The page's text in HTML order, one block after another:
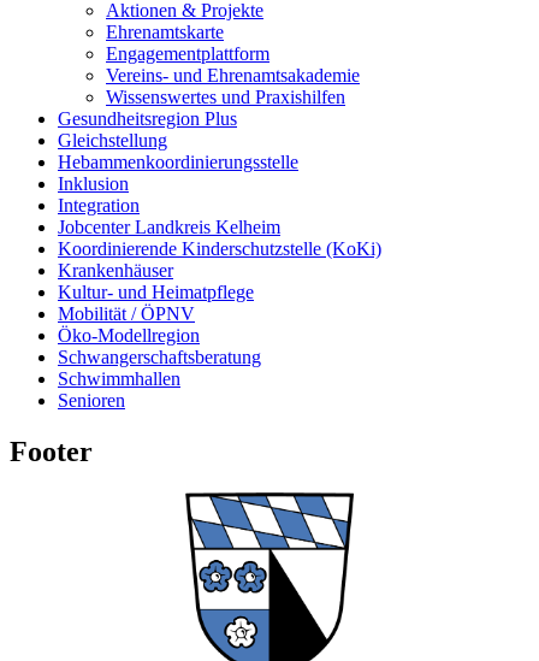
Aktionen & Projekte
Ehrenamtskarte
Engagementplattform
Vereins- und Ehrenamtsakademie
Wissenswertes und Praxishilfen
Gesundheitsregion Plus
Gleichstellung
Hebammenkoordinierungsstelle
Inklusion
Integration
Jobcenter Landkreis Kelheim
Koordinierende Kinderschutzstelle (KoKi)
Krankenhäuser
Kultur- und Heimatpflege
Mobilität / ÖPNV
Öko-Modellregion
Schwangerschaftsberatung
Schwimmhallen
Senioren
Footer